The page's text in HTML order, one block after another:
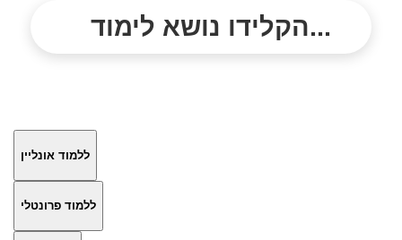
הקלידו נושא לימוד...
ללמוד אונליין
ללמוד פרונטלי